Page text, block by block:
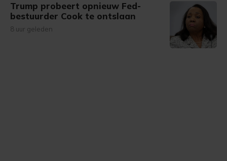
Trump probeert opnieuw Fed-
bestuurder Cook te ontslaan
8 uur geleden